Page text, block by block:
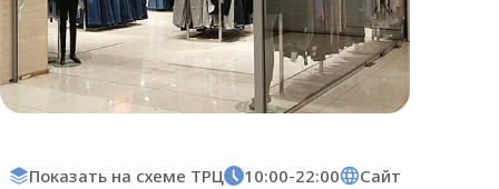
Показать на схеме ТРЦ 10:00-22:00 Сайт